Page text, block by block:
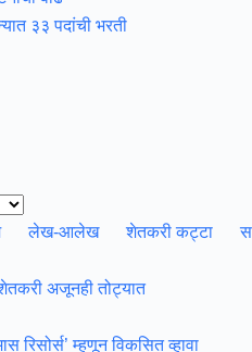
३३ पदांची भरती
लेख-आलेख शेतकरी कट्टा
अजूनही तोट्यात
रिसोर्स’ म्हणून विकसित व्हावा